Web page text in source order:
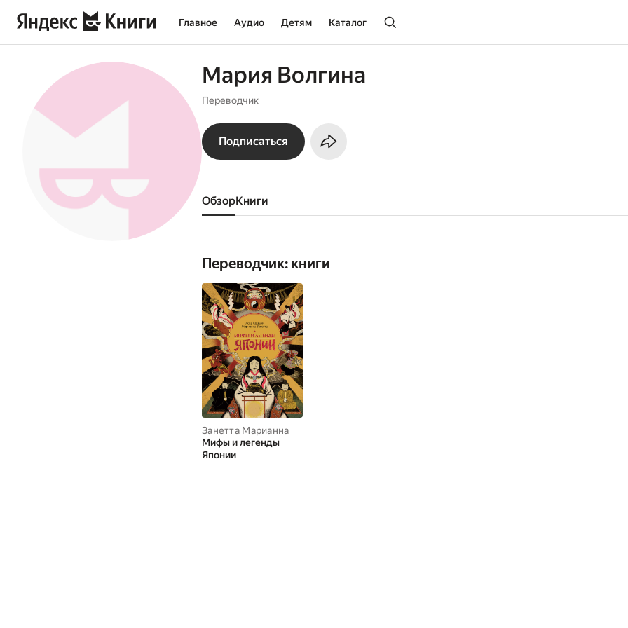
Главное Аудио Детям Каталог
Мария Волгина
Переводчик
Подписаться
Обзор книги
Переводчик: книги
Занетта Марианна
Мифы и легенды
Японии